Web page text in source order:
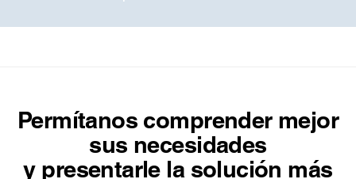
Permítanos comprender mejor
sus necesidades
y presentarle la solución más